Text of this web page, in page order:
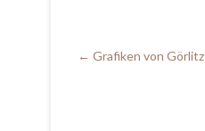
← Grafiken von Görlitz